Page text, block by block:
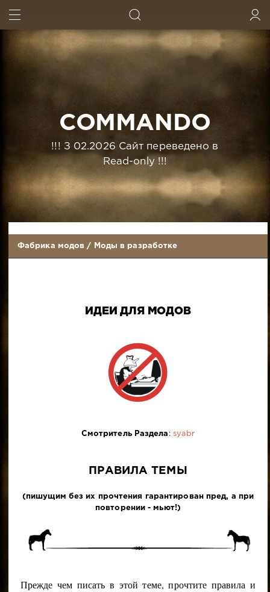
COMMANDO
!!! З 02.2026 Сайт переведено в
Read-only !!!
Фабрика модов / Моды в разработке
ИДЕИ ДЛЯ МОДОВ
Смотритель Раздела : syabr
ПРАВИЛА ТЕМЫ
(пишущим без их прочтения гарантирован пред, а при
повторении - мьют!)
Прежде чем писать в этой теме, прочтите правила и